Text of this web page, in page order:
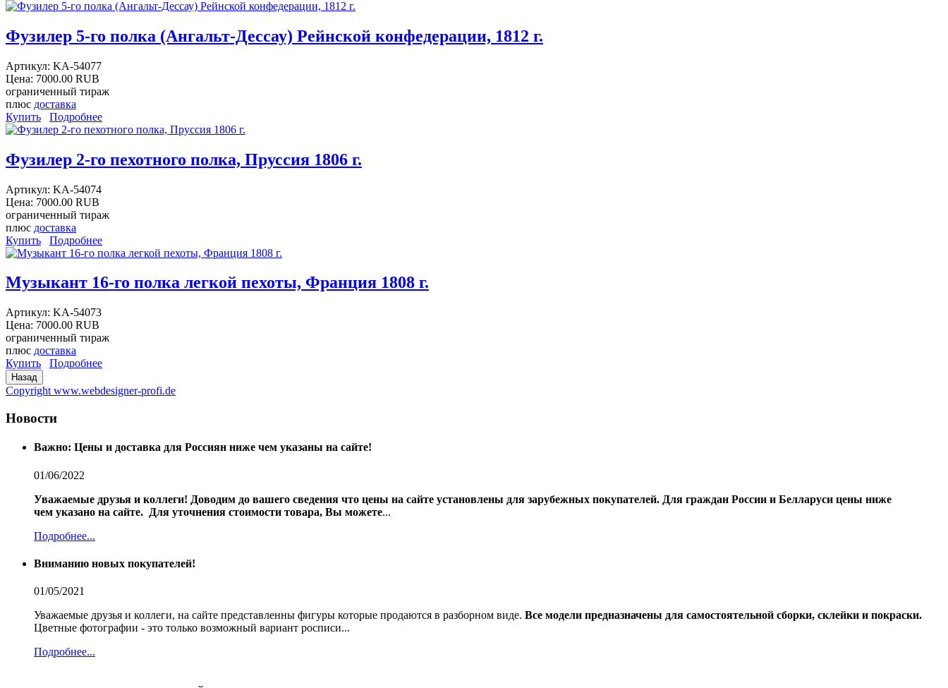
Фузилер 5-го полка (Ангальт-Дессау) Рейнской конфедерации, 1812 г.
Артикул: KA-54077
Цена: 7000.00 RUB
ограниченный тираж
плюс доставка
Купить
Подробнее
Фузилер 2-го пехотного полка, Пруссия 1806 г.
Артикул: KA-54074
Цена: 7000.00 RUB
ограниченный тираж
плюс доставка
Купить
Подробнее
Музыкант 16-го полка легкой пехоты, Франция 1808 г.
Артикул: KA-54073
Цена: 7000.00 RUB
ограниченный тираж
плюс доставка
Купить
Подробнее
Copyright www.webdesigner-profi.de
Новости
Важно: Цены и доставка для Россиян ниже чем указаны на сайте!
01/06/2022
Уважаемые друзья и коллеги! Доводим до вашего сведения что цены на сайте установлены для зарубежных покупателей. Для граждан России и Белларуси цены ниже
чем указано на сайте. Для уточнения стоимости товара, Вы можете...
Подробнее...
Вниманию новых покупателей!
01/05/2021
Уважаемые друзья и коллеги, на сайте представленны фигуры которые продаются в разборном виде. Все модели предназначены для самостоятельной сборки, склейки и покраски.
Цветные фотографии - это только возможный вариант росписи...
Подробнее...